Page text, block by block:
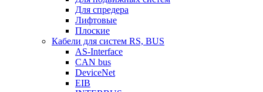
Для спредера
Лифтовые
Плоские
Кабели для систем RS, BUS
AS-Interface
CAN bus
DeviceNet
EIB